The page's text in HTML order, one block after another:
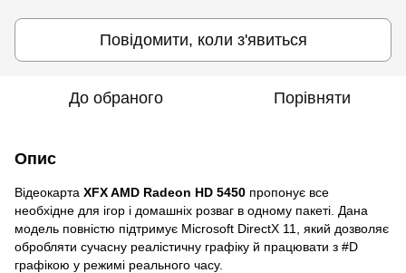
Повідомити, коли з'явиться
До обраного Порівняти
Опис
Відеокарта XFX AMD Radeon HD 5450 пропонує все
необхідне для ігор і домашніх розваг в одному пакеті. Дана
модель повністю підтримує Microsoft DirectX 11, який дозволяє
обробляти сучасну реалістичну графіку й працювати з #D
графікою у режимі реального часу.